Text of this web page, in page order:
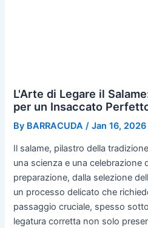
L'Arte di Legare il
per un Insaccato
By BARRACUDA /Jan 16, 2026
Il salame, pilastro della
una scienza e una celebrazione
preparazione, dalla selezione
un processo delicato che
passaggio cruciale, spesso
legatura corretta non solo